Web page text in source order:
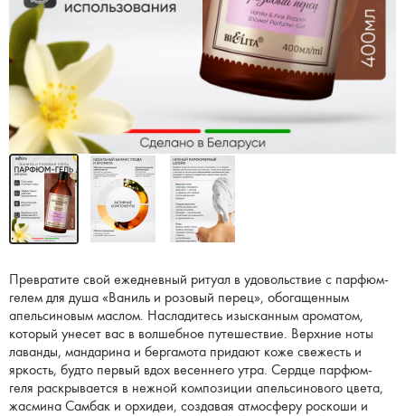
Превратите свой ежедневный ритуал в удовольствие с парфюм-
гелем для душа «Ваниль и розовый перец», обогащенным
апельсиновым маслом. Насладитесь изысканным ароматом,
который унесет вас в волшебное путешествие. Верхние ноты
лаванды, мандарина и бергамота придают коже свежесть и
яркость, будто первый вдох весеннего утра. Сердце парфюм-
геля раскрывается в нежной композиции апельсинового цвета,
жасмина Самбак и орхидеи, создавая атмосферу роскоши и